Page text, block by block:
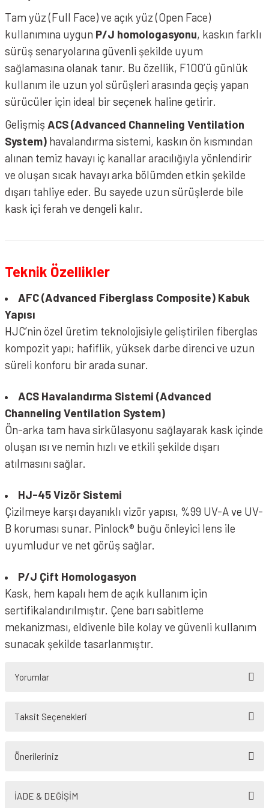
Tam yüz (Full Face) ve açık yüz (Open Face)
kullanımına uygun P/J homologasyonu, kaskın farklı
sürüş senaryolarına güvenli şekilde uyum
sağlamasına olanak tanır. Bu özellik, F100’ü günlük
kullanım ile uzun yol sürüşleri arasında geçiş yapan
sürücüler için ideal bir seçenek haline getirir.
Gelişmiş ACS (Advanced Channeling Ventilation
System) havalandırma sistemi, kaskın ön kısmından
alınan temiz havayı iç kanallar aracılığıyla yönlendirir
ve oluşan sıcak havayı arka bölümden etkin şekilde
dışarı tahliye eder. Bu sayede uzun sürüşlerde bile
kask içi ferah ve dengeli kalır.
Teknik Özellikler
AFC (Advanced Fiberglass Composite) Kabuk
Yapısı
HJC’nin özel üretim teknolojisiyle geliştirilen fiberglas
kompozit yapı; hafiflik, yüksek darbe direnci ve uzun
süreli konforu bir arada sunar.
ACS Havalandırma Sistemi (Advanced
Channeling Ventilation System)
Ön-arka tam hava sirkülasyonu sağlayarak kask içinde
oluşan ısı ve nemin hızlı ve etkili şekilde dışarı
atılmasını sağlar.
HJ-45 Vizör Sistemi
Çizilmeye karşı dayanıklı vizör yapısı, %99 UV-A ve UV-
B koruması sunar. Pinlock® buğu önleyici lens ile
uyumludur ve net görüş sağlar.
P/J Çift Homologasyon
Kask, hem kapalı hem de açık kullanım için
sertifikalandırılmıştır. Çene barı sabitleme
mekanizması, eldivenle bile kolay ve güvenli kullanım
sunacak şekilde tasarlanmıştır.
Yorumlar
Taksit Seçenekleri
Önerileriniz
yetersiz gördüğünüz noktaları öneri formunu kullanarak tarafımıza
İADE & DEĞİŞİM